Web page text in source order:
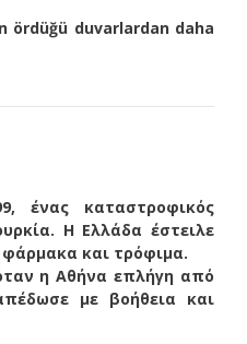
ördüğü duvarlardan daha
ένας καταστροφικός
Η Ελλάδα έστειλε
και τρόφιμα.
η Αθήνα επλήγη από
με βοήθεια και